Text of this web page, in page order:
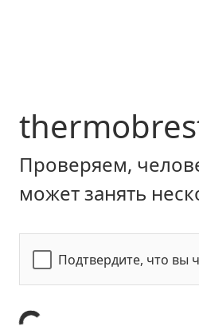
Проверяем,
может занять
Подтвердите, что вы